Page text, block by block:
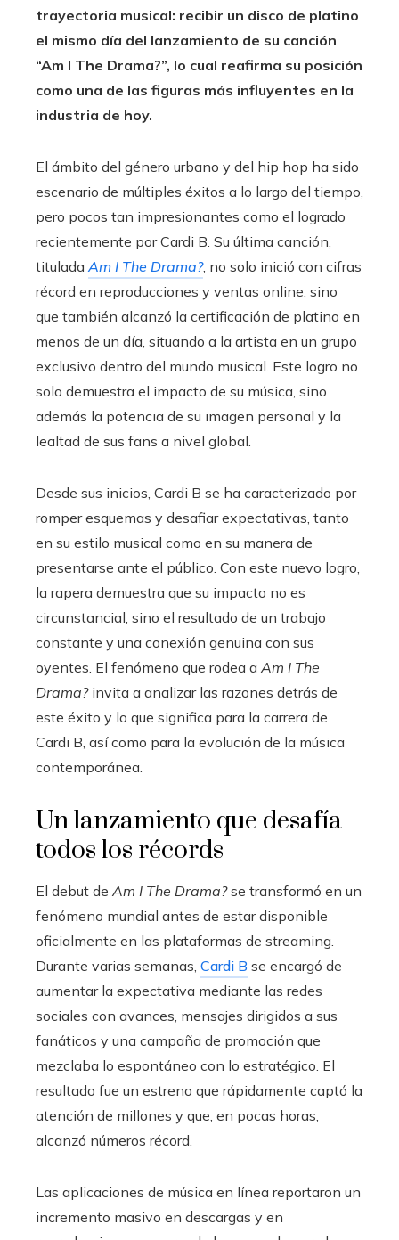
trayectoria musical: recibir un disco de platino
el mismo día del lanzamiento de su canción
“Am I The Drama?”, lo cual reafirma su posición
como una de las figuras más influyentes en la
industria de hoy.
El ámbito del género urbano y del hip hop ha sido
escenario de múltiples éxitos a lo largo del tiempo,
pero pocos tan impresionantes como el logrado
recientemente por Cardi B. Su última canción,
tituladaAm I The Drama?, no solo inició con cifras
récord en reproducciones y ventas online, sino
que también alcanzó la certificación de platino en
menos de un día, situando a la artista en un grupo
exclusivo dentro del mundo musical. Este logro no
solo demuestra el impacto de su música, sino
además la potencia de su imagen personal y la
lealtad de sus fans a nivel global.
Desde sus inicios, Cardi B se ha caracterizado por
romper esquemas y desafiar expectativas, tanto
en su estilo musical como en su manera de
presentarse ante el público. Con este nuevo logro,
la rapera demuestra que su impacto no es
circunstancial, sino el resultado de un trabajo
constante y una conexión genuina con sus
oyentes. El fenómeno que rodea a Am I The
Drama?invita a analizar las razones detrás de
este éxito y lo que significa para la carrera de
Cardi B, así como para la evolución de la música
contemporánea.
Un lanzamiento que desafía
todos los récords
El debut de Am I The Drama?se transformó en un
fenómeno mundial antes de estar disponible
oficialmente en las plataformas de streaming.
Durante varias semanas, Cardi B se encargó de
aumentar la expectativa mediante las redes
sociales con avances, mensajes dirigidos a sus
fanáticos y una campaña de promoción que
mezclaba lo espontáneo con lo estratégico. El
resultado fue un estreno que rápidamente captó la
atención de millones y que, en pocas horas,
alcanzó números récord.
Las aplicaciones de música en línea reportaron un
incremento masivo en descargas y en